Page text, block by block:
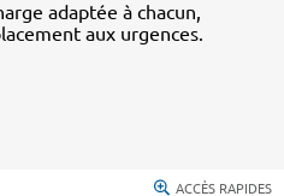
adaptée à chacun,
aux urgences.
ACCÈS RAPIDES